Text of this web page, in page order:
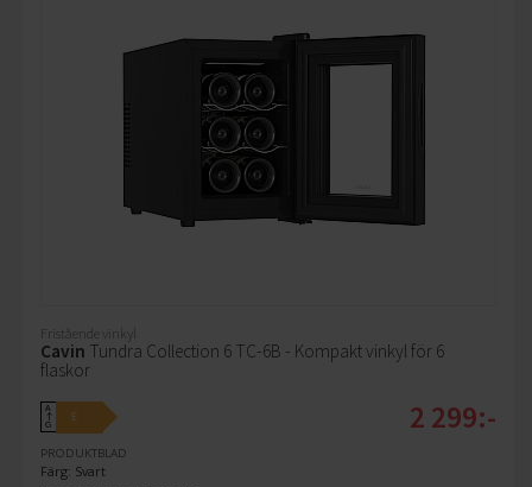
Fristående vinkyl
Cavin Tundra Collection 6 TC-6B - Kompakt vinkyl för 6
flaskor
A
↑
G
E
PRODUKTBLAD
Färg: Svart
2 299:-